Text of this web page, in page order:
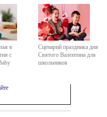
в
с
Сценарий праздника дня
Святого Валентина для
школьников